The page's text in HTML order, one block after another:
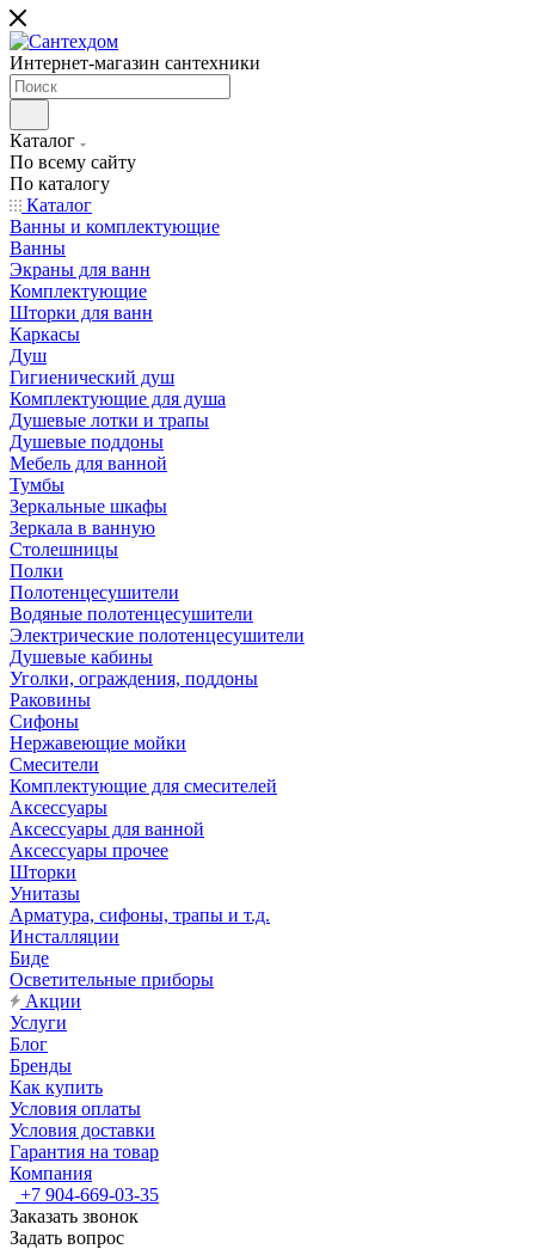
Интернет-магазин сантехники
Каталог
По всему сайту
По каталогу
Каталог
Ванны и комплектующие
Ванны
Экраны для ванн
Комплектующие
Шторки для ванн
Каркасы
Душ
Гигиенический душ
Комплектующие для душа
Душевые лотки и трапы
Душевые поддоны
Мебель для ванной
Тумбы
Зеркальные шкафы
Зеркала в ванную
Столешницы
Полки
Полотенцесушители
Водяные полотенцесушители
Электрические полотенцесушители
Душевые кабины
Уголки, ограждения, поддоны
Раковины
Сифоны
Нержавеющие мойки
Смесители
Комплектующие для смесителей
Аксессуары
Аксессуары для ванной
Аксессуары прочее
Шторки
Унитазы
Арматура, сифоны, трапы и т.д.
Инсталляции
Биде
Осветительные приборы
Акции
Услуги
Блог
Бренды
Как купить
Условия оплаты
Условия доставки
Гарантия на товар
Компания
+7 904-669-03-35
Заказать звонок
Задать вопрос